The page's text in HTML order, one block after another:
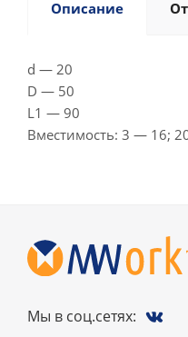
Описание
d — 20
D — 50
L1 — 90
Вместимость: 3 — 16;
Мы в соц.сетях: